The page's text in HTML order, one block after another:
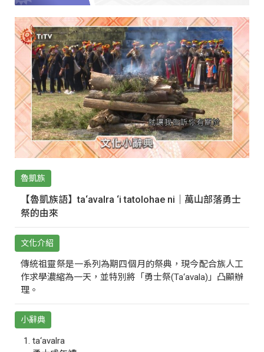
魯凱族
【魯凱族語】ta‘avalra ‘i tatolohae ni｜萬山部落勇士
祭的由來
文化介紹
傳統祖靈祭是一系列為期四個月的祭典，現今配合族人工
作求學濃縮為一天，並特別將「勇士祭(Ta‘avala)」凸顯辦
理。
小辭典
ta‘avalra